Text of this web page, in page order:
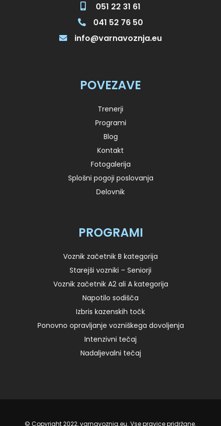
051 22 31 61
041 52 76 50
info@varnavoznja.eu
POVEZAVE
Trenerji
Programi
Blog
Kontakt
Fotogalerija
Splošni pogoji poslovanja
Delovnik
PROGRAMI
Voznik začetnik B kategorija
Starejši vozniki – Seniorji
Voznik začetnik A2 ali A kategorija
Napotilo sodišča
Izbris kazenskih točk
Ponovno opravljanje vozniškega dovoljenja
Intenzivni tečaj
Nadaljevalni tečaj
© Copyright 2022, varnavoznja.eu. Vse pravice pridržane.